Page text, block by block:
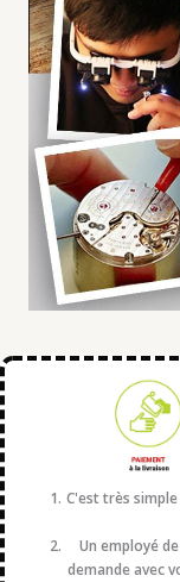
C'est très
Un employé
demande avec